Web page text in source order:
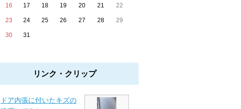
16 17 18 19 20 21 22
23 24 25 26 27 28 29
30 31
リンク・クリップ
ドア内張に付いたキズの